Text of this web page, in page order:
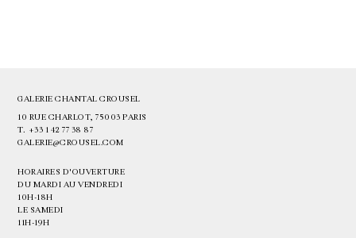
GALERIE CHANTAL CROUSEL
10 RUE CHARLOT, 75003 PARIS
T. +33 1 42 77 38 87
GALERIE@CROUSEL.COM
HORAIRES D'OUVERTURE
DU MARDI AU VENDREDI
10H-18H
LE SAMEDI
11H-19H